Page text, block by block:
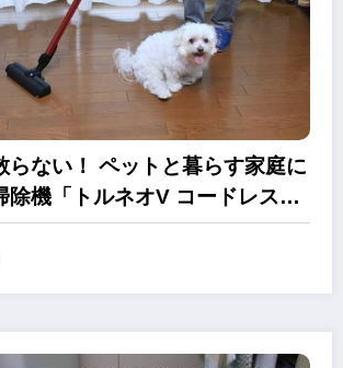
らない！ ペットと暮らす家庭に
除機「トルネオV コードレス」